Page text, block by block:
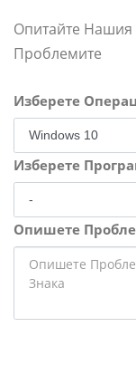
Опитайте Нашия
Проблемите
Изберете
Изберете
Опишете